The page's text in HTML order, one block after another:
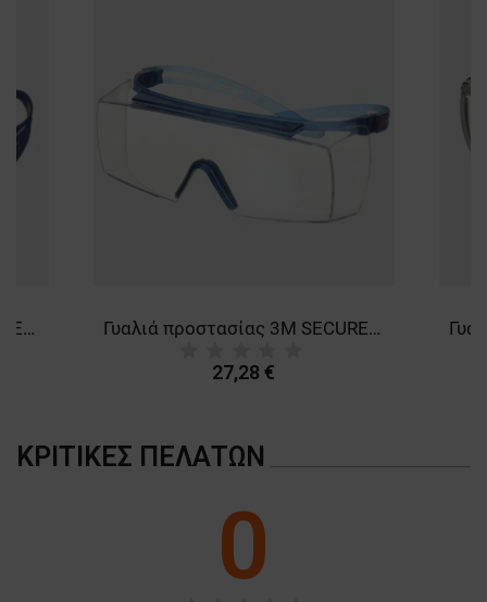
Γυαλιά προστασίας 3M SECUREFIT SF 1О2 BLUE Γυαλιά προστασίας 3M SECUREFIT SF 37О1
27,28 €
ΚΡΙΤΙΚΈΣ ΠΕΛΑΤΏΝ
0